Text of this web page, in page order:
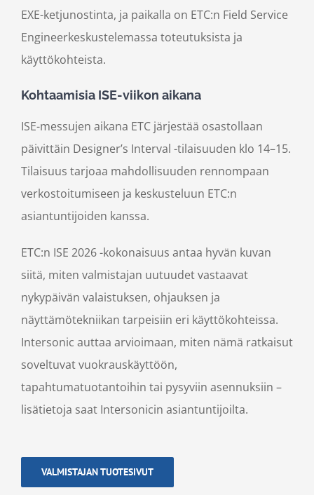
EXE-ketjunostinta, ja paikalla on ETC:n Field Service
Engineerkeskustelemassa toteutuksista ja
käyttökohteista.
Kohtaamisia ISE-viikon aikana
ISE-messujen aikana ETC järjestää osastollaan
päivittäin Designer’s Interval -tilaisuuden klo 14–15.
Tilaisuus tarjoaa mahdollisuuden rennompaan
verkostoitumiseen ja keskusteluun ETC:n
asiantuntijoiden kanssa.
ETC:n ISE 2026 -kokonaisuus antaa hyvän kuvan
siitä, miten valmistajan uutuudet vastaavat
nykypäivän valaistuksen, ohjauksen ja
näyttämötekniikan tarpeisiin eri käyttökohteissa.
Intersonic auttaa arvioimaan, miten nämä ratkaisut
soveltuvat vuokrauskäyttöön,
tapahtumatuotantoihin tai pysyviin asennuksiin –
lisätietoja saat Intersonicin asiantuntijoilta.
VALMISTAJAN TUOTESIVUT